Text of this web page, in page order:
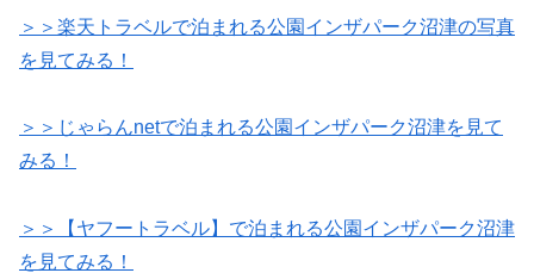
＞＞楽天トラベルで泊まれる公園インザパーク沼津の写真
を見てみる！
＞＞じゃらんnetで泊まれる公園インザパーク沼津を見て
みる！
＞＞【ヤフートラベル】で泊まれる公園インザパーク沼津
を見てみる！